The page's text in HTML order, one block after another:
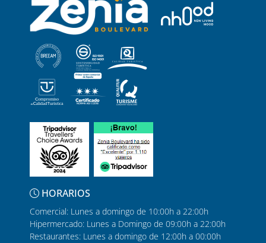
HORARIOS
Comercial: Lunes a domingo de 10:00h a 22:00h
Hipermercado: Lunes a Domingo de 09:00h a 22:00h
Restaurantes: Lunes a domingo de 12:00h a 00:00h